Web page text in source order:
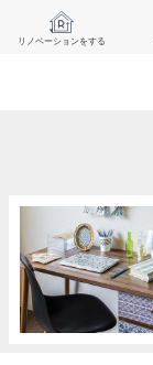
リノベーションをする